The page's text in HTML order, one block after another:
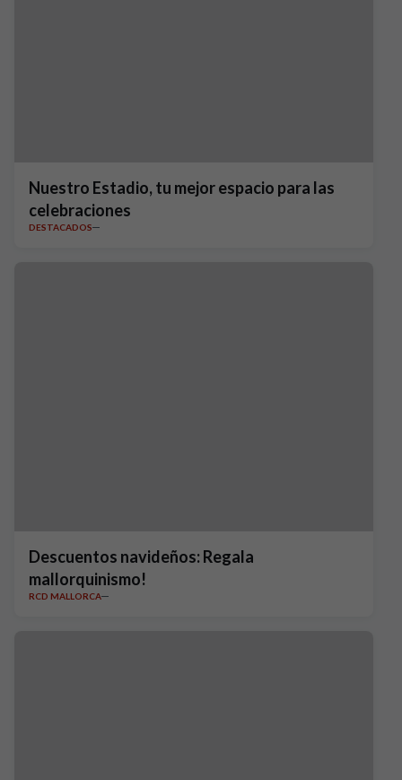
Nuestro Estadio, tu mejor espacio para las
celebraciones
DESTACADOS
Descuentos navideños: Regala
mallorquinismo!
RCD MALLORCA